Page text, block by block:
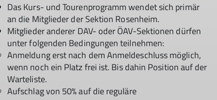
Das Kurs- und Tourenprogramm wendet sich primär
an die Mitglieder der Sektion Rosenheim.
Mitglieder anderer DAV- oder ÖAV-Sektionen dürfen
unter folgenden Bedingungen teilnehmen:
Anmeldung erst nach dem Anmeldeschluss möglich,
wenn noch ein Platz frei ist. Bis dahin Position auf der
Warteliste.
Aufschlag von 50% auf die reguläre